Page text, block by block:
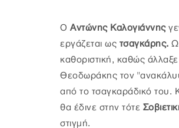
Ο Αντώνης Καλογιάννης
εργάζεται ως τσαγκάρης.
καθοριστική, καθώς
Θεοδωράκης τον
από το τσαγκαράδικό του.
θα έδινε στην τότε
στιγμή.